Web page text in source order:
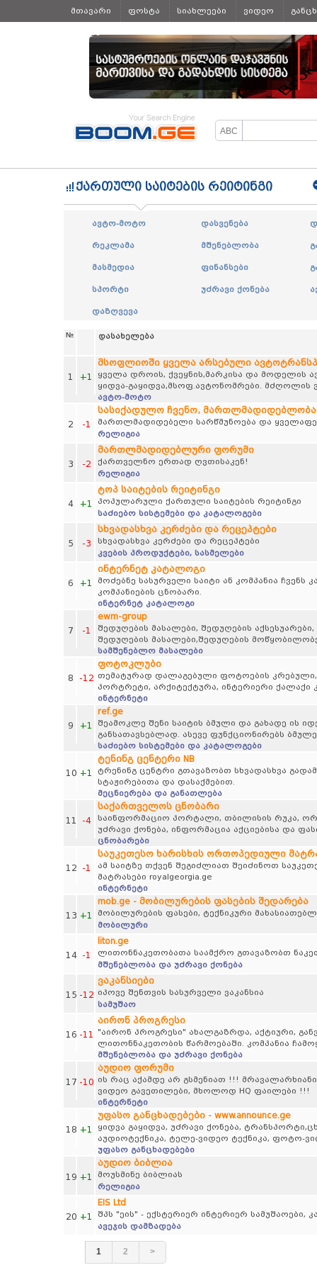
მთავარი ფოსტა სიახლეები ვიდეო
ყველა
ქართული საიტების რეიტინგი
ავტო-მოტო დასვენება
რეკლამა მშენებლობა
მასმედია ფინანსები
სპორტი უძრავი ქონება
დაზღვევა
№ დასახელება
1 +1
მსოფლიოში ყველა არსებული
ყველა დროის, ქვეყნის,მარკისა და მოდელის
ყიდვა-გაყიდვა,მსოფ.ავტონომრები. მძღოლის
ავტო-მოტო
2 -1
სასიქადულო ჩვენო,
მართლმადიდებელი სარწმუნოება და
რელიგია
3 -2
მართლმადიდებლური ფორუმი
ქართველნო ერთად ღვთისაკენ!
რელიგია
4 +1
ტოპ საიტების რეიტინგი
პოპულარული ქართული საიტების რეიტინგი
საძიებო სისტემები და კატალოგები
5 -3
სხვადასხვა კერძები და რეცეპტები
სხვადასხვა კერძები და რეცეპტები
კვების პროდუქტები, სასმელები
6 +1
ინტერნეტ კატალოგი
მოძებნე სასურველი საიტი ან კომპანია
კომპანიების ცნობარი.
ინტერნეტ კატალოგი
7 -1
ewm-group
შედუღების მასალები, შედუღების
შედუღების მასალები,შედუღების
სამშენებლო მასალები
8 -12
ფოტოკლუბი
თემატურად დალაგებული ფოტოების კრებული,
პორტრეტი, არქიტექტურა, ინტერიერი ქალაქი
ინტერნეტი
9 +1
ref.ge
შეამოკლე შენი საიტის ბმული და გახადე ის
განსათავსებლად. ასევე ფუნქციონირებს
საძიებო სისტემები და კატალოგები
10 +1
ტენინგ ცენტერი NB
ტრენინგ ცენტრი გთავაზობთ სხვადასხვა
სტაჟირებითა და დასაქმებით.
მეცნიერება და განათლება
11 -4
საქართველოს ცნობარი
საინფორმაციო პორტალი, თბილისის რუკა,
უძრავი ქონება, ინფორმაცია აქციებისა და
ცნობარები
12 -1
საუკეთესო ხარისხის ორთოპედიული
ამ საიტზე თქვენ შეგიძლიათ შეიძინოთ
მატრასები royalgeorgia.ge
ინტერნეტი
13 +1
mob.ge - მობილურების ფასების შედარება
მობილურების ფასები, ტექნიკური
მობილური
14 -1
liton.ge
ლითონნაკეთობათა საამქრო გთავაზობთ
მშენებლობა და უძრავი ქონება
15 -12
ვაკანსიები
იპოვე შენთვის სასურველი ვაკანსია
სამუშაო
16 -11
აირონ პროგრესი
"აირონ პროგრესი" ახალგაზრდა, აქტიური,
ლითონნაკეთობის წარმოებაში. კომპანია
მშენებლობა და უძრავი ქონება
17 -10
აუდიო ფორუმი
ის რაც აქამდე არ გსმენიათ !!! მრავალარხიანი
ვიდეო გავეთილები, მხოლოდ HQ ფაილები !!!
ინტერნეტი
18 +1
უფასო განცხადებები - www.announce.ge
ყიდვა გაყიდვა, უძრავი ქონება,
აუდიოტექნიკა, ტელე-ვიდეო ტექნიკა, ფოტო-
უფასო განცხადებები
19 +1
აუდიო ბიბლია
მოუსმინე ბიბლიას
რელიგია
20 +1
EIS Ltd
შპს "ეის" - ექსტერიერ ინტერიერ სამუშაოები,
ავეჯის დამზადება
1 2 >